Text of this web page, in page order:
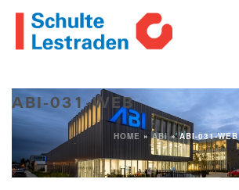
ABI-031-WEB
HOME »ABI » ABI-031-WEB